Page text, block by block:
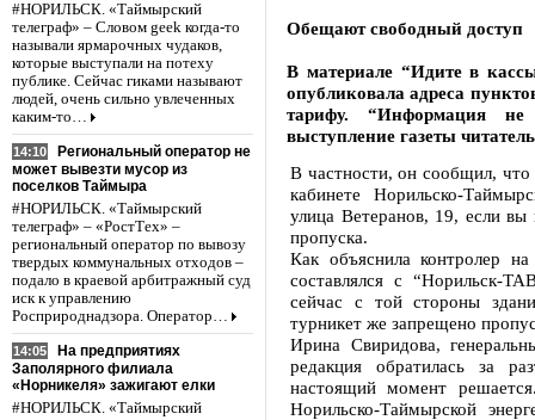
#НОРИЛЬСК. «Таймырский
телеграф» – Словом geek когда-то
называли ярмарочных чудаков,
которые выступали на потеху
публике. Сейчас гиками называют
людей, очень сильно увлеченных
каким-то…
14:10
Региональный оператор не
может вывезти мусор из
поселков Таймыра
#НОРИЛЬСК. «Таймырский
телеграф» – «РостТех» –
региональный оператор по вывозу
твердых коммунальных отходов –
подало в краевой арбитражный суд
иск к управлению
Росприроднадзора. Оператор…
14:05
На предприятиях
Заполярного филиала
«Норникеля» зажигают елки
#НОРИЛЬСК. «Таймырский
Обещают свободный доступ
В материале “Идите в
опубликовала адреса
тарифу. “Информация не
выступление газеты
В частности, он сообщил,
кабинете Норильско-
улица Ветеранов, 19, если
пропуска.
Как объяснила контролер
составлялся с “Норильск-
сейчас с той стороны
турникет же запрещено
Ирина Свиридова,
редакция обратилась за
настоящий момент
Норильско-Таймырской